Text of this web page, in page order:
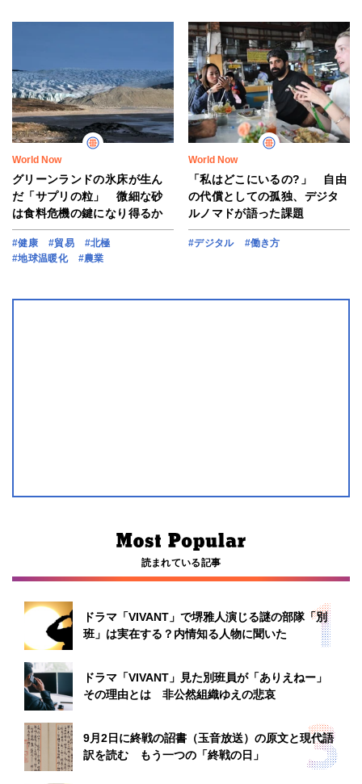
World Now
グリーンランドの氷床が生ん
だ「サプリの粒」 微細な砂
は食料危機の鍵になり得るか
#健康 #貿易
#北極
#地球温暖化
#農業
World Now
「私はどこにいるの?」 自由
の代償としての孤独、デジタ
ルノマドが語った課題
#デジタル #働き方
読まれている記事
ドラマ「VIVANT」で堺雅人演じる謎の部隊「別
班」は実在する？内情知る人物に聞いた
ドラマ「VIVANT」見た別班員が「ありえねー」
その理由とは 非公然組織ゆえの悲哀
9月2日に終戦の詔書（玉音放送）の原文と現代語
訳を読む もう一つの「終戦の日」